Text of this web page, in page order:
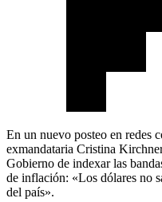
En un nuevo posteo en redes
exmandataria Cristina
Gobierno de indexar las
de inflación: «Los dólares no
del país».